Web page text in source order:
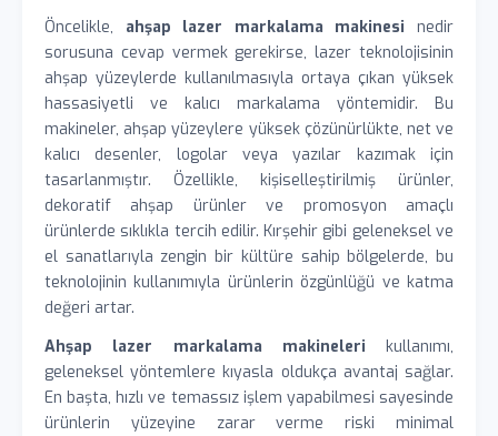
Öncelikle, ahşap lazer markalama makinesi nedir
sorusuna cevap vermek gerekirse, lazer teknolojisinin
ahşap yüzeylerde kullanılmasıyla ortaya çıkan yüksek
hassasiyetli ve kalıcı markalama yöntemidir. Bu
makineler, ahşap yüzeylere yüksek çözünürlükte, net ve
kalıcı desenler, logolar veya yazılar kazımak için
tasarlanmıştır. Özellikle, kişiselleştirilmiş ürünler,
dekoratif ahşap ürünler ve promosyon amaçlı
ürünlerde sıklıkla tercih edilir. Kırşehir gibi geleneksel ve
el sanatlarıyla zengin bir kültüre sahip bölgelerde, bu
teknolojinin kullanımıyla ürünlerin özgünlüğü ve katma
değeri artar.
Ahşap lazer markalama makineleri kullanımı,
geleneksel yöntemlere kıyasla oldukça avantaj sağlar.
En başta, hızlı ve temassız işlem yapabilmesi sayesinde
ürünlerin yüzeyine zarar verme riski minimal